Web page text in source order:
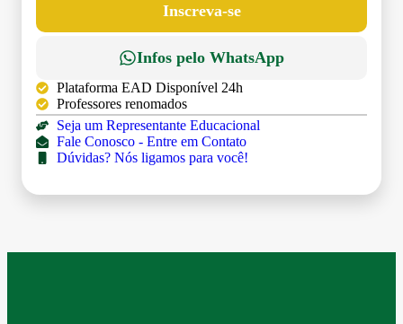
Inscreva-se
Infos pelo WhatsApp
Plataforma EAD Disponível 24h
Professores renomados
Seja um Representante Educacional
Fale Conosco - Entre em Contato
Dúvidas? Nós ligamos para você!